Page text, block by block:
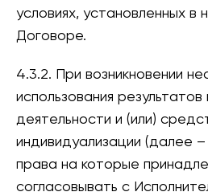
условиях, установленных в
Договоре.
4.3.2. При возникновении
использования
деятельности и (или)
индивидуализации (далее
права на которые
согласовывать с